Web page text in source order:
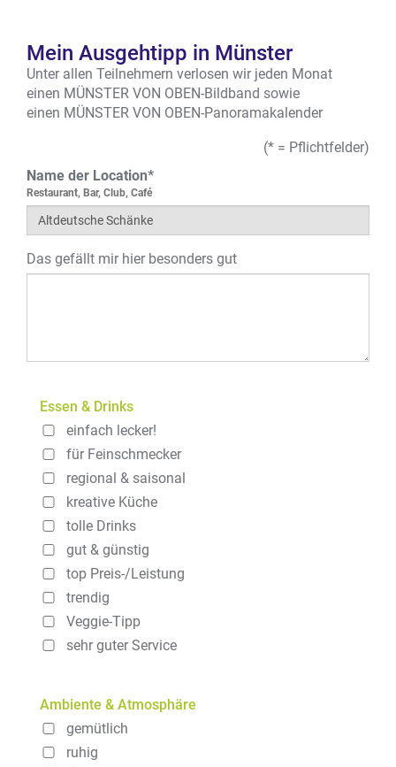
Mein Ausgehtipp in Münster
Unter allen Teilnehmern verlosen wir jeden Monat
einen MÜNSTER VON OBEN-Bildband sowie
einen MÜNSTER VON OBEN-Panoramakalender
(* = Pflichtfelder)
Name der Location*
Restaurant, Bar, Club, Café
Das gefällt mir hier besonders gut
Essen & Drinks
einfach lecker!
für Feinschmecker
regional & saisonal
kreative Küche
tolle Drinks
gut & günstig
top Preis-/Leistung
trendig
Veggie-Tipp
sehr guter Service
Ambiente & Atmosphäre
gemütlich
ruhig